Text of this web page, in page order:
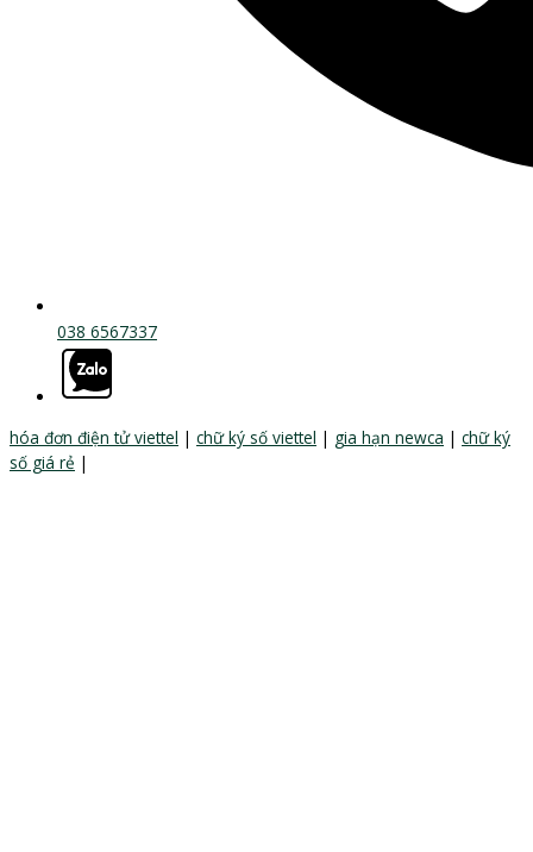
038 6567337
hóa đơn điện tử viettel | chữ ký số viettel | gia hạn newca | chữ ký
số giá rẻ |